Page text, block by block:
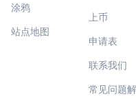
涂鸦
站点地图
上币
申请表
联系我们
常见问题